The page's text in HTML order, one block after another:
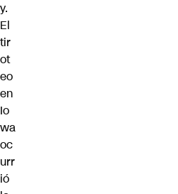
y.
El
tir
ot
eo
en
Io
wa
oc
urr
ió